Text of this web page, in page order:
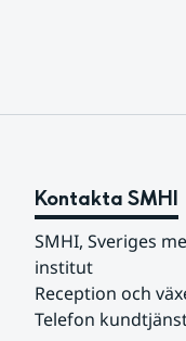
Kontakta SMHI
SMHI, Sveriges
institut
Reception och
Telefon